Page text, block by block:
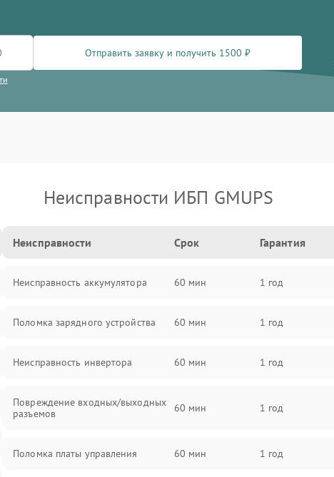
Отправить заявку и получить 1500 ₽
Неисправности ИБП GMUPS
Неисправности Срок Гарантия
Неисправность аккумулятора 60 мин 1 год
Поломка зарядного устройства 60 мин 1 год
Неисправность инвертора 60 мин 1 год
Повреждение входных/выходных
разъемов
60 мин 1 год
Поломка платы управления 60 мин 1 год